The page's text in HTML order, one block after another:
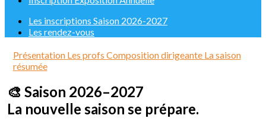
Les inscriptions Saison 2026-2027
Les rendez-vous
Présentation Les profs Composition dirigeante La saison
résumée
🎨 Saison 2026–2027
La nouvelle saison se prépare.